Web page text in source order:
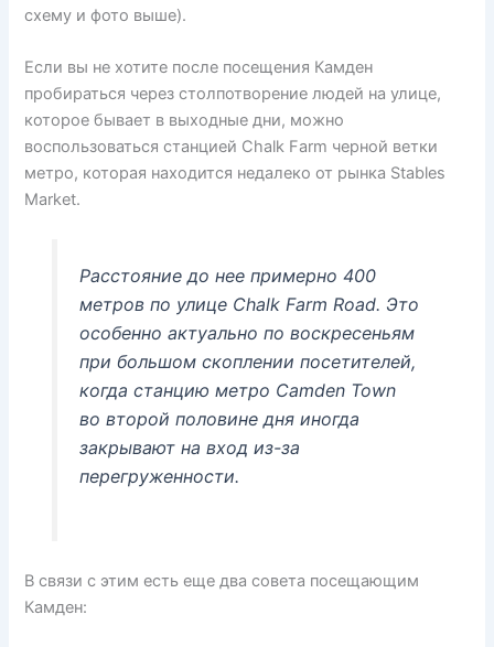
схему и фото выше).
Если вы не хотите после посещения Камден
пробираться через столпотворение людей на улице,
которое бывает в выходные дни, можно
воспользоваться станцией Chalk Farm черной ветки
метро, которая находится недалеко от рынка Stables
Market.
Расстояние до нее примерно 400
метров по улице Chalk Farm Road. Это
особенно актуально по воскресеньям
при большом скоплении посетителей,
когда станцию метро Camden Town
во второй половине дня иногда
закрывают на вход из-за
перегруженности.
В связи с этим есть еще два совета посещающим
Камден: